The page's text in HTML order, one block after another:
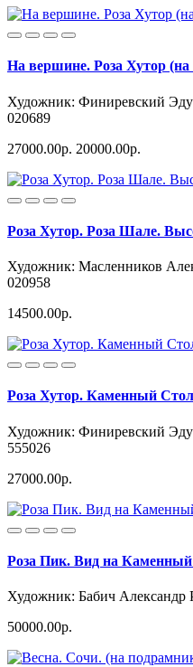
На вершине. Роза Хутор
Художник: Финиревский
020689
27000.00р. 20000.00р.
Роза Хутор. Роза Шале.
Художник: Масленников
020958
14500.00р.
Роза Хутор. Каменный
Художник: Финиревский
555026
27000.00р.
Роза Пик. Вид на
Художник: Бабич Александр
50000.00р.